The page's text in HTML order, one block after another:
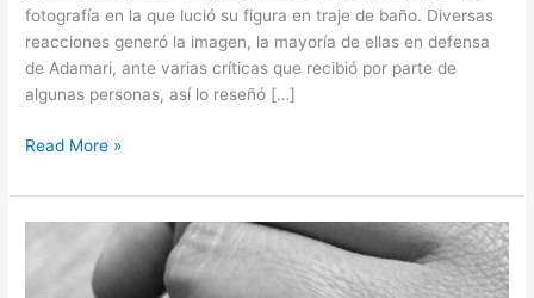
fotografía en la que lució su figura en traje de baño. Diversas
reacciones generó la imagen, la mayoría de ellas en defensa
de Adamari, ante varias críticas que recibió por parte de
algunas personas, así lo reseñó […]
Read More »
Snapchat